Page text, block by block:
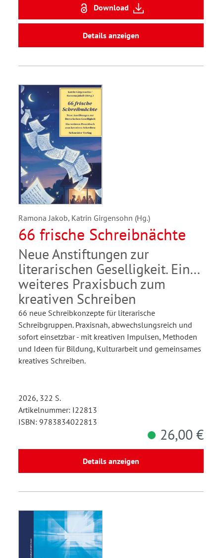
Download
Details anzeigen
Ramona Jakob, Katrin Girgensohn (Hg.)
66 frische Schreibnächte
Neue Anstiftungen zur
literarischen Geselligkeit. Ein
weiteres Praxisbuch zum
kreativen Schreiben
66 neue Schreibkonzepte für literarische
Schreibgruppen. Praxisnah, abwechslungsreich und
sofort einsetzbar - mit kreativen Impulsen, Methoden
und Ideen für Bildung, Kulturarbeit und gemeinsames
kreatives Schreiben.
2026, 322 S.
Artikelnummer: I22813
ISBN: 9783834022813
26,00 €
Details anzeigen